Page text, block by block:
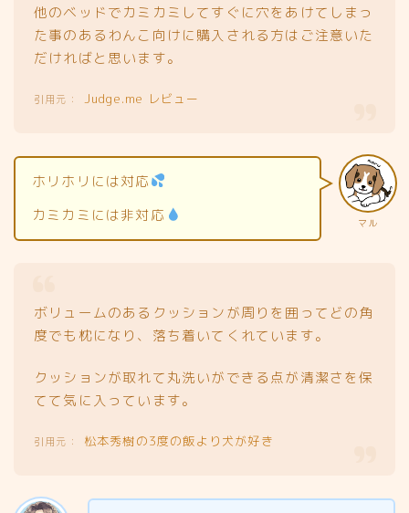
他のベッドでカミカミしてすぐに穴をあけてしまっ
た事のあるわんこ向けに購入される方はご注意いた
だければと思います。
Judge.me レビュー
マル
ホリホリには対応
カミカミには非対応
ボリュームのあるクッションが周りを囲ってどの角
度でも枕になり、落ち着いてくれています。
クッションが取れて丸洗いができる点が清潔さを保
てて気に入っています。
松本秀樹の3度の飯より犬が好き